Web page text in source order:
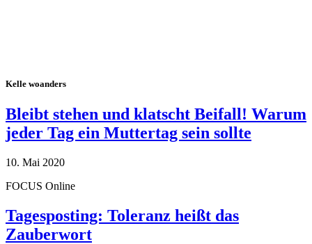
Kelle woanders
Bleibt stehen und klatscht Beifall! Warum
jeder Tag ein Muttertag sein sollte
10. Mai 2020
FOCUS Online
Tagesposting: Toleranz heißt das
Zauberwort